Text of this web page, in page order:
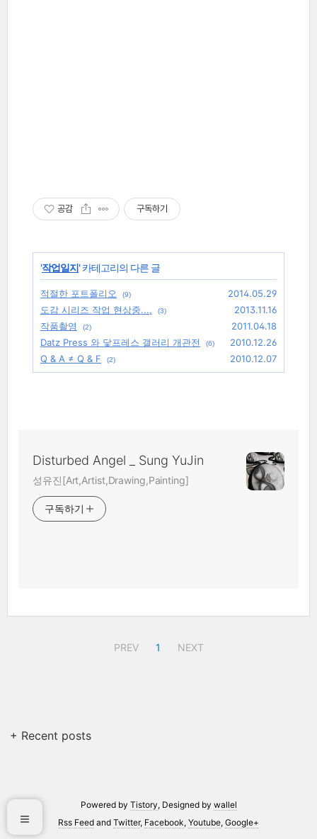
공감 구독하기
'작업일지' 카테고리의 다른 글
적절한 포트폴리오 (9)
2014.05.29
도감 시리즈 작업 현상중...,
(3)
2013.11.16
작품촬영
(2)
2011.04.18
Datz Press 와 닻프레스 갤러리 개관전
(6)
2010.12.26
Q & A ≠ Q & F
(2) 2010.12.07
Disturbed Angel _ Sung YuJin
성유진[Art,Artist,Drawing,Painting]
구독하기
PREV 1 NEXT
+ Recent posts
Powered by Tistory, Designed by wallel
Rss Feed and Twitter, Facebook, Youtube, Google+